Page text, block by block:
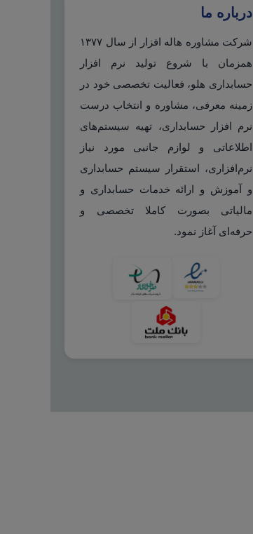
درباره ما
شرکت مشاوره هاله افزار از سال ۱۳۷۷
همزمان با شروع تولید نرم افزار
حسابداری هلو، فعالیت تخصصی خود در
زمینه معرفی، مشاوره و انتخاب درست
نرم افزار حسابداری، تهیه سیستم‌های
اطلاعاتی و لوازم جانبی مورد نیاز
نرم‌افزاری، استقرار سیستم حسابداری
و آموزش و ارائه خدمات حسابداری و
مالیاتی بصورت کاملا تخصصی و
حرفه‌ای آغاز نمود.